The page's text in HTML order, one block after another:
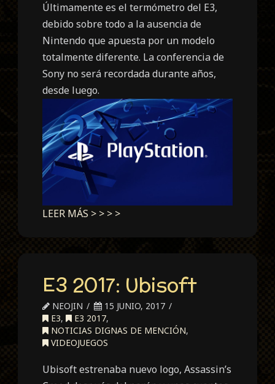
Últimamente es el termómetro del E3,
debido sobre todo a la ausencia de
Nintendo que apuesta por un modelo
totalmente diferente. La conferencia de
Sony no será recordada durante años,
desde luego.
LEER MÁS > > > >
E3 2017: Ubisoft
NEOJIN
15 JUNIO, 2017
E3, E3 2017,
NOTICIAS DIGNAS DE MENCIÓN,
VIDEOJUEGOS
Ubisoft estrenaba nuevo logo, Assassin’s